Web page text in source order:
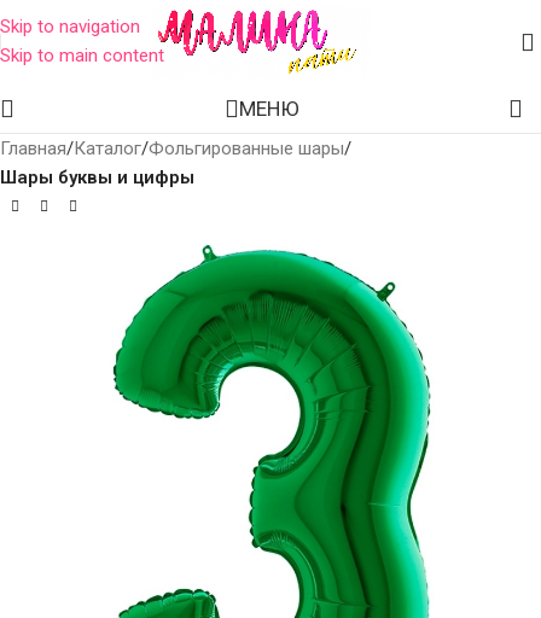
Skip to navigation
Skip to main content
МЕНЮ
Главная Каталог Фольгированные шары
Шары буквы и цифры